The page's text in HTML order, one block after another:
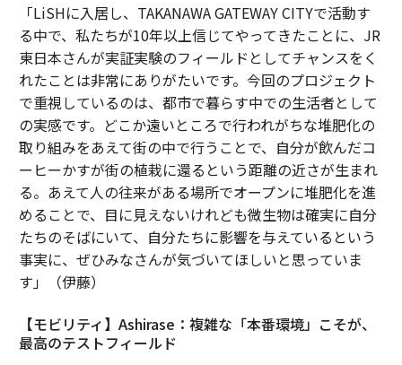
「LiSHに入居し、TAKANAWA GATEWAY CITYで活動す
る中で、私たちが10年以上信じてやってきたことに、JR
東日本さんが実証実験のフィールドとしてチャンスをく
れたことは非常にありがたいです。今回のプロジェクト
で重視しているのは、都市で暮らす中での生活者として
の実感です。どこか遠いところで行われがちな堆肥化の
取り組みをあえて街の中で行うことで、自分が飲んだコ
ーヒーかすが街の植栽に還るという距離の近さが生まれ
る。あえて人の往来がある場所でオープンに堆肥化を進
めることで、目に見えないけれども微生物は確実に自分
たちのそばにいて、自分たちに影響を与えているという
事実に、ぜひみなさんが気づいてほしいと思っていま
す」（伊藤）
【モビリティ】Ashirase：複雑な「本番環境」こそが、
最高のテストフィールド